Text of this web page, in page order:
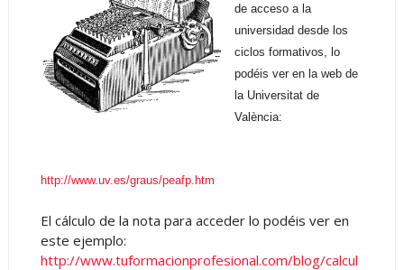
de acceso a la
universidad desde los
ciclos formativos, lo
podéis ver en la web de
la Universitat de
València:
http://www.uv.es/graus/peafp.htm
El cálculo de la nota para acceder lo podéis ver en
este ejemplo:
http://www.tuformacionprofesional.com/blog/calcul